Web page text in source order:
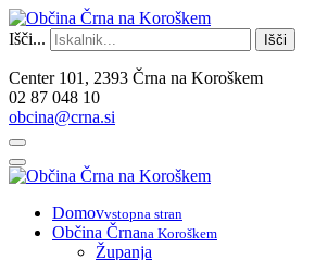
Išči... Išči
Center 101, 2393 Črna na Koroškem
02 87 048 10
obcina@crna.si
Domovvstopna stran
Občina Črnana Koroškem
Županja